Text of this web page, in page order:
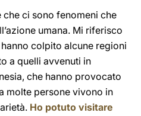
che ci sono fenomeni che
umana. Mi riferisco
colpito alcune regioni
a quelli avvenuti in
che hanno provocato
molte persone vivono in
Ho potuto visitare